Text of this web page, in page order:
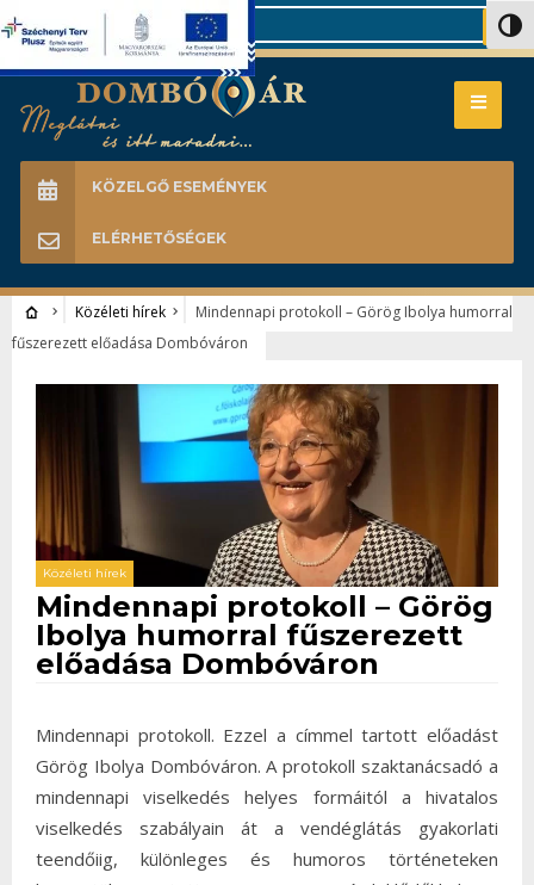
Search
KÖZELGŐ ESEMÉNYEK
ELÉRHETŐSÉGEK
Közéleti hírek
Mindennapi protokoll – Görög Ibolya humorral
fűszerezett előadása Dombóváron
Közéleti hírek
Mindennapi protokoll – Görög
Ibolya humorral fűszerezett
előadása Dombóváron
Mindennapi protokoll. Ezzel a címmel tartott előadást
Görög Ibolya Dombóváron. A protokoll szaktanácsadó a
mindennapi viselkedés helyes formáitól a hivatalos
viselkedés szabályain át a vendéglátás gyakorlati
teendőiig, különleges és humoros történeteken